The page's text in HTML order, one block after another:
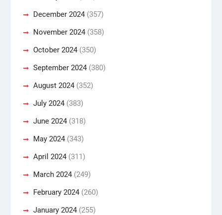
December 2024(357)
November 2024(358)
October 2024(350)
September 2024(380)
August 2024(352)
July 2024(383)
June 2024(318)
May 2024(343)
April 2024(311)
March 2024(249)
February 2024(260)
January 2024(255)